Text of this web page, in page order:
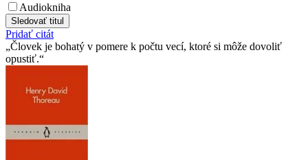
Audiokniha
Sledovať titul
Pridať citát
Človek je bohatý v pomere k počtu vecí, ktoré si môže dovoliť
opustiť.